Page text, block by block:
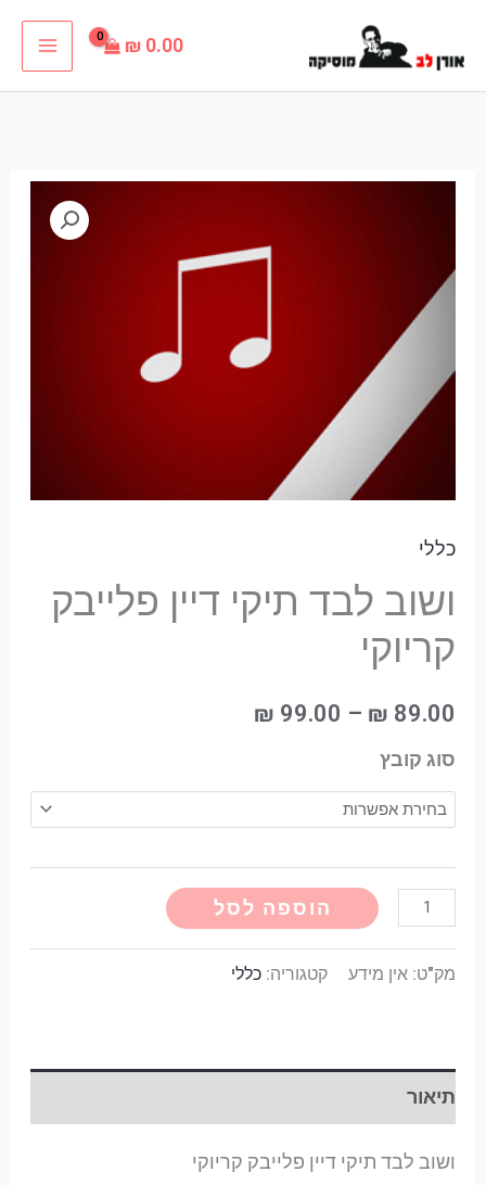
לתוכן
₪ 0.00
כללי
ושוב לבד תיקי דיין פלייבק
קריוקי
₪ 89.00
–
₪ 99.00
מחירים:
עד
⁦₪ 99.00⁩
סוג קובץ
ושוב
לבד
דיין
פלייבק
הוספה לסל Alternative:
מק"ט: אין מידע קטגוריה: כללי
תיאור
ושוב לבד תיקי דיין פלייבק קריוקי